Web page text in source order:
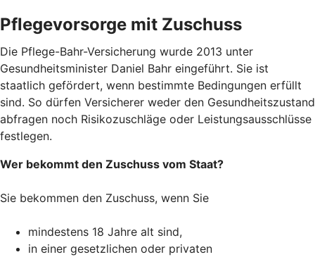
Pflegevorsorge mit Zuschuss
Die Pflege-Bahr-Versicherung wurde 2013 unter
Gesundheitsminister Daniel Bahr eingeführt. Sie ist
staatlich gefördert, wenn bestimmte Bedingungen erfüllt
sind. So dürfen Versicherer weder den Gesundheitszustand
abfragen noch Risikozuschläge oder Leistungsausschlüsse
festlegen.
Wer bekommt den Zuschuss vom Staat?
Sie bekommen den Zuschuss, wenn Sie
mindestens 18 Jahre alt sind,
in einer gesetzlichen oder privaten